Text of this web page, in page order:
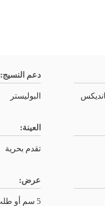
دعم النسيج:
البوليستر
العينة:
تقدم بحرية
عرض:
5 سم أو طلب الزبون